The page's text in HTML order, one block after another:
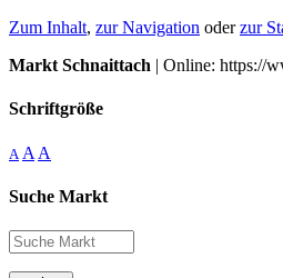
Zum Inhalt, zur Navigation oderzur
Markt Schnaittach | Online: https://
Schriftgröße
A A A
Suche Markt